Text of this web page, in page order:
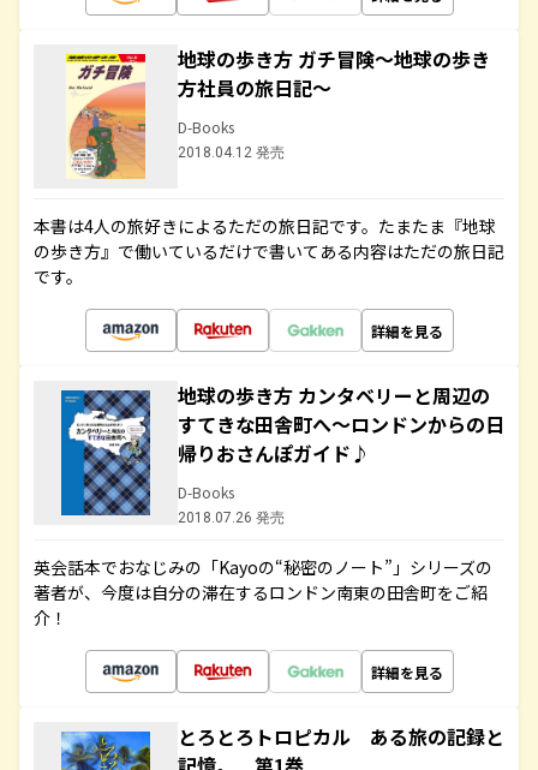
地球の歩き方 ガチ冒険～地球の歩き
方社員の旅日記～
D-Books
2018.04.12 発売
本書は4人の旅好きによるただの旅日記です。たまたま『地球
の歩き方』で働いているだけで書いてある内容はただの旅日記
です。
詳細を見る
地球の歩き方 カンタベリーと周辺の
すてきな田舎町へ～ロンドンからの日
帰りおさんぽガイド♪
D-Books
2018.07.26 発売
英会話本でおなじみの「Kayoの“秘密のノート”」シリーズの
著者が、今度は自分の滞在するロンドン南東の田舎町をご紹
介！
詳細を見る
とろとろトロピカル ある旅の記録と